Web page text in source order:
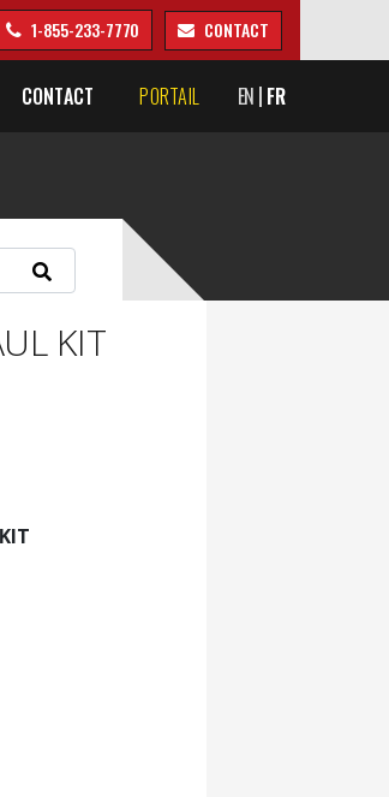
1-855-233-7770 CONTACT
CONTACT PORTAIL EN FR
KIT